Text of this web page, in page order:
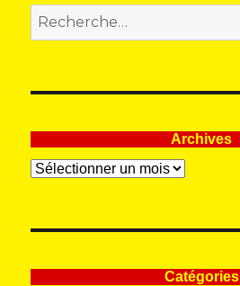
pour
:
Archives
Archives
Catégories